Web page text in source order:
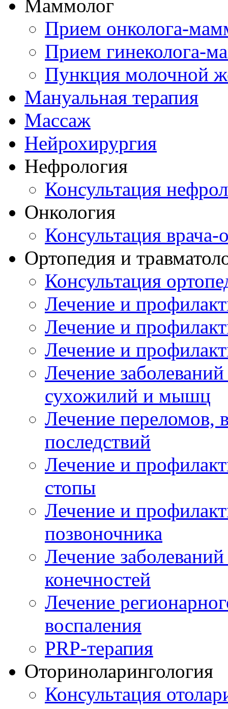
Маммолог
Прием онколога-
Прием гинеколога-
Пункция молочной
Мануальная терапия
Массаж
Нейрохирургия
Нефрология
Консультация
Онкология
Консультация врача-
Ортопедия и
Консультация
Лечение и
Лечение и
Лечение и
Лечение
сухожилий и мышц
Лечение переломов,
последствий
Лечение и
стопы
Лечение и
позвоночника
Лечение
конечностей
Лечение
воспаления
PRP-терапия
Оториноларингология
Консультация